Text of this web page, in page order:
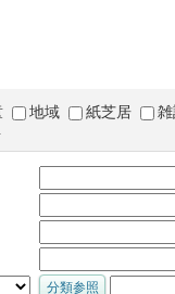
地域 紙芝居